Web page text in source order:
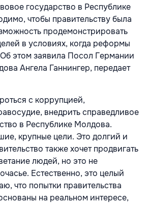
государство в Республике
чтобы правительству была
продемонстрировать
в условиях, когда реформы
этом заявила Посол Германии
Ангела Ганнингер, передает
с коррупцией,
внедрить справедливое
в Республике Молдова.
крупные цели. Это долгий и
также хочет продвигать
людей, но это не
Естественно, это целый
что попытки правительства
на реальном интересе,